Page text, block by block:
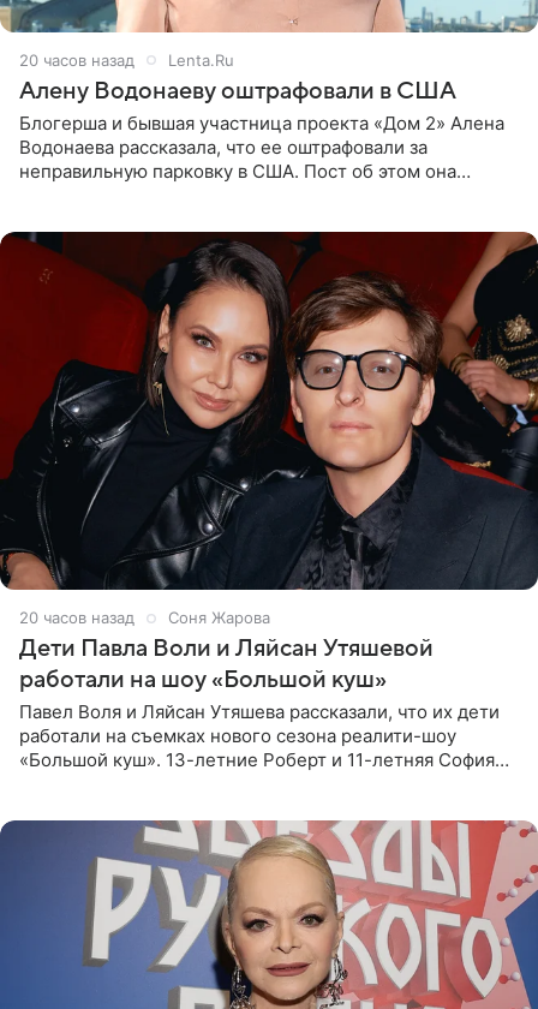
20 часов назад Lenta.Ru
Алену Водонаеву оштрафовали в США
Блогерша и бывшая участница проекта «Дом 2» Алена
Водонаева рассказала, что ее оштрафовали за
неправильную парковку в США. Пост об этом она
20 часов назад Соня Жарова
Дети Павла Воли и Ляйсан Утяшевой
работали на шоу «Большой куш»
Павел Воля и Ляйсан Утяшева рассказали, что их дети
работали на съемках нового сезона реалити-шоу
«Большой куш». 13-летние Роберт и 11-летняя София